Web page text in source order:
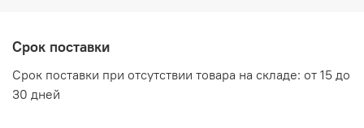
Производитель:
Срок поставки
Срок поставки при отсутствии товара на складе: от 15 до
30 дней